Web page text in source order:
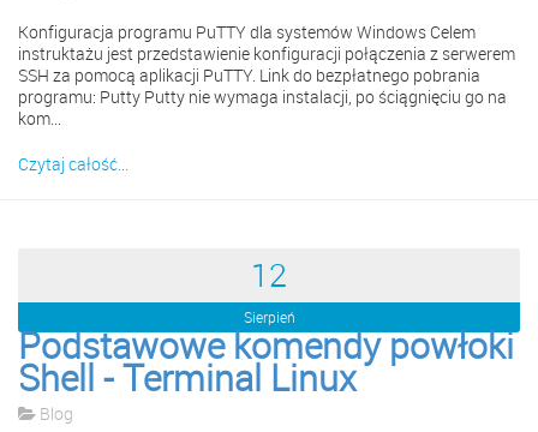
Konfiguracja programu PuTTY dla systemów Windows Celem
instruktażu jest przedstawienie konfiguracji połączenia z serwerem
SSH za pomocą aplikacji PuTTY. Link do bezpłatnego pobrania
programu: Putty Putty nie wymaga instalacji, po ściągnięciu go na
kom...
Czytaj całość...
12
Sierpień
Podstawowe komendy powłoki
Shell - Terminal Linux
Blog